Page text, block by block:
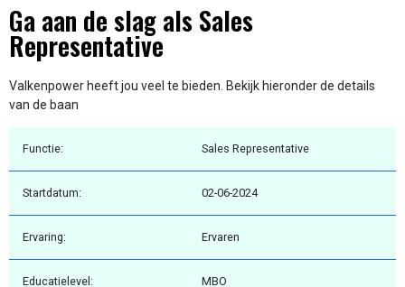
Ga aan de slag als Sales
Representative
Valkenpower heeft jou veel te bieden. Bekijk hieronder de details
van de baan
Functie: Sales Representative
Startdatum: 02-06-2024
Ervaring: Ervaren
Educatielevel: MBO